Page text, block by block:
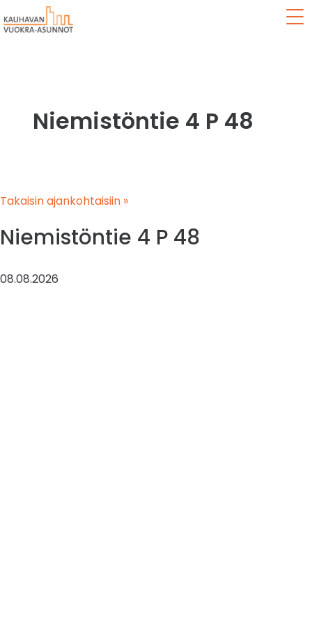
Niemistöntie 4 P 48
Takaisin ajankohtaisiin »
Niemistöntie 4 P 48
08.08.2026